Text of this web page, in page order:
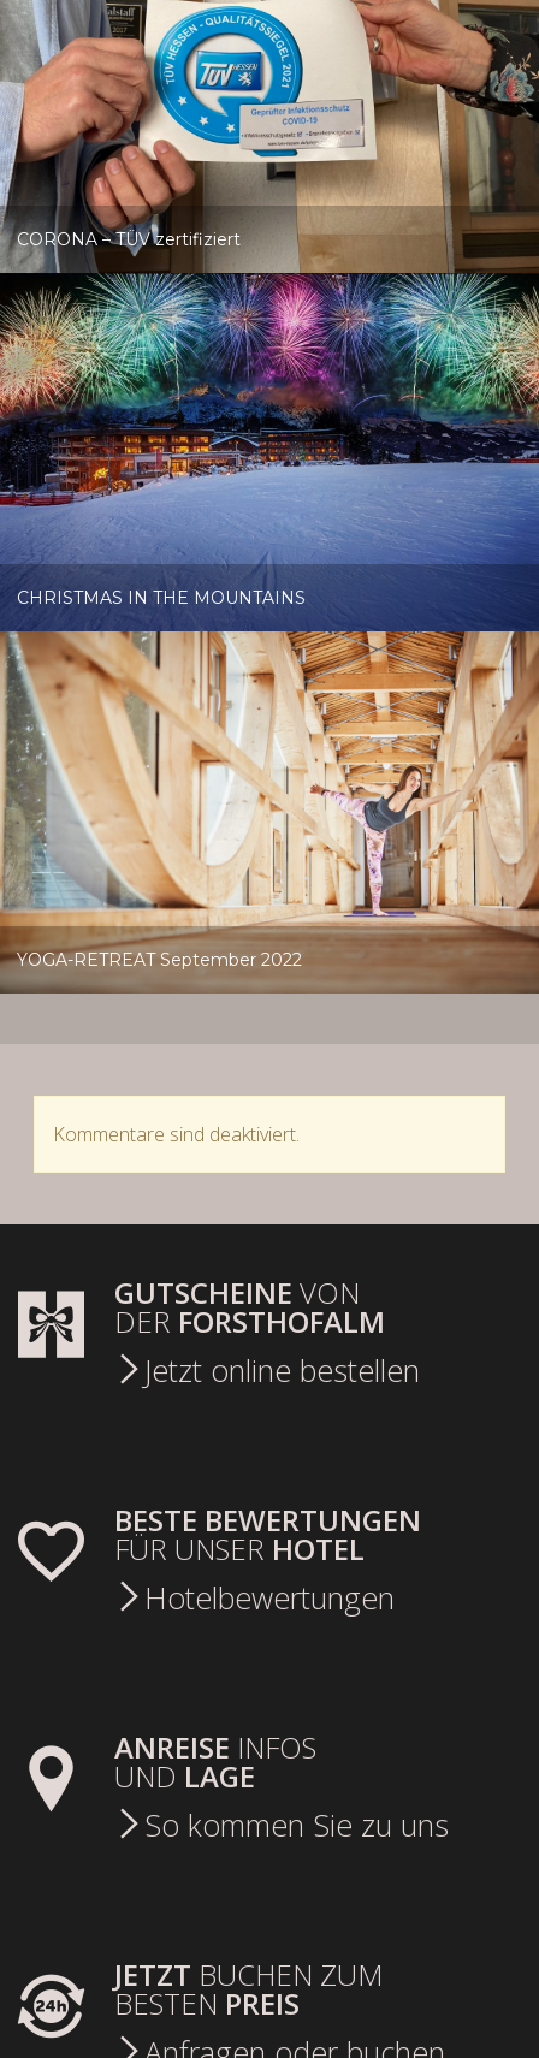
CORONA – TÜV zertifiziert
CHRISTMAS IN THE MOUNTAINS
YOGA-RETREAT September 2022
Kommentare sind deaktiviert.
GUTSCHEINE VON
DER FORSTHOFALM
Jetzt online bestellen
BESTE BEWERTUNGEN
FÜR UNSER HOTEL
Hotelbewertungen
ANREISE INFOS
UND LAGE
So kommen Sie zu uns
JETZT BUCHEN ZUM
BESTEN PREIS